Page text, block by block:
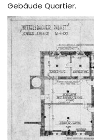
Gebäude Quartier.